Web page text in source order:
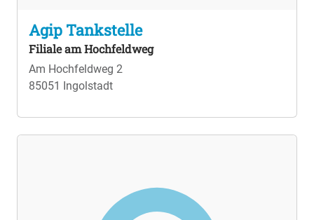
Agip Tankstelle
Filiale am Hochfeldweg
Am Hochfeldweg 2
85051 Ingolstadt